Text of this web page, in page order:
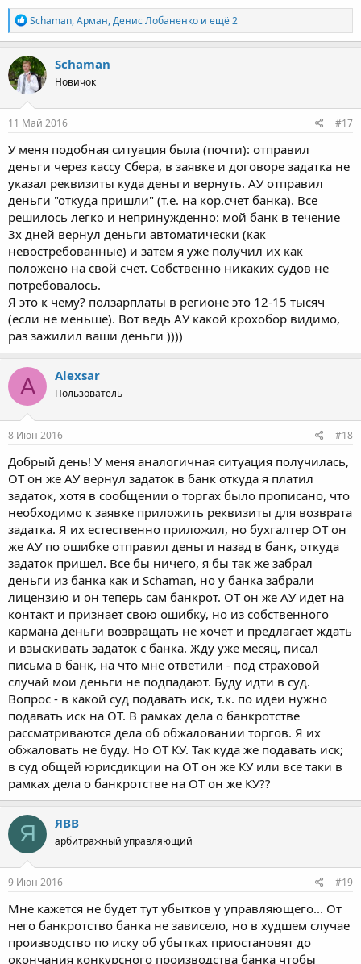
Р
е
а
к
ц
и
и
:
Schaman,Арман,Денис Лобаненко и ещё 2
Schaman
Новичок
11 Май 2016 #17
У меня подобная ситуация была (почти): отправил
деньги через кассу Сбера, в заявке и договоре задатка не
указал реквизиты куда деньги вернуть. АУ отправил
деньги "откуда пришли" (т.е. на кор.счет банка). Все
решилось легко и непринужденно: мой банк в течение
3х дней вернул деньги автоматически (как
невостребованные) и затем я уже получил их как
положено на свой счет. Собственно никаких судов не
потребовалось.
Я это к чему? ползарплаты в регионе это 12-15 тысяч
(если не меньше). Вот ведь АУ какой крохобор видимо,
раз зажилил ваши деньги ))))
A Alexsar
Пользователь
8 Июн 2016 #18
Добрый день! У меня аналогичная ситуация получилась,
ОТ он же АУ вернул задаток в банк откуда я платил
задаток, хотя в сообщении о торгах было прописано, что
необходимо к заявке приложить реквизиты для возврата
задатка. Я их естественно приложил, но бухгалтер ОТ он
же АУ по ошибке отправил деньги назад в банк, откуда
задаток пришел. Все бы ничего, я бы так же забрал
деньги из банка как и Schaman, но у банка забрали
лицензию и он теперь сам банкрот. ОТ он же АУ идет на
контакт и признает свою ошибку, но из собственного
кармана деньги возвращать не хочет и предлагает ждать
и взыскивать задаток с банка. Жду уже месяц, писал
письма в банк, на что мне ответили - под страховой
случай мои деньги не подпадают. Буду идти в суд.
Вопрос - в какой суд подавать иск, т.к. по идеи нужно
подавать иск на ОТ. В рамках дела о банкротстве
рассматриваются дела об обжаловании торгов. Я их
обжаловать не буду. Но ОТ КУ. Так куда же подавать иск;
в суд общей юрисдикции на ОТ он же КУ или все таки в
рамках дела о банкротстве на ОТ он же КУ??
Я ЯВВ
арбитражный управляющий
9 Июн 2016 #19
Мне кажется не будет тут убытков у управляющего... От
него банкротство банка не зависело, но в худшем случае
производство по иску об убытках приостановят до
окончания конкурсного производства банка чтобы